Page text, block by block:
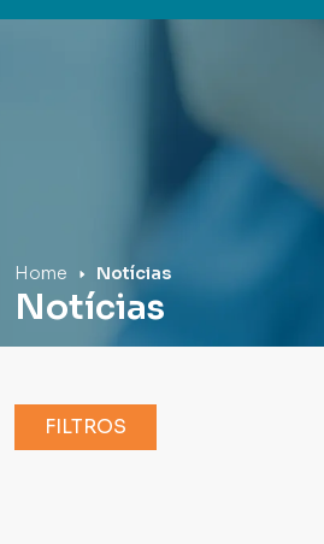
Home Notícias
Notícias
FILTROS